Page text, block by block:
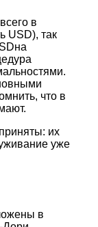
в
USD), так
что в
их
уже
в